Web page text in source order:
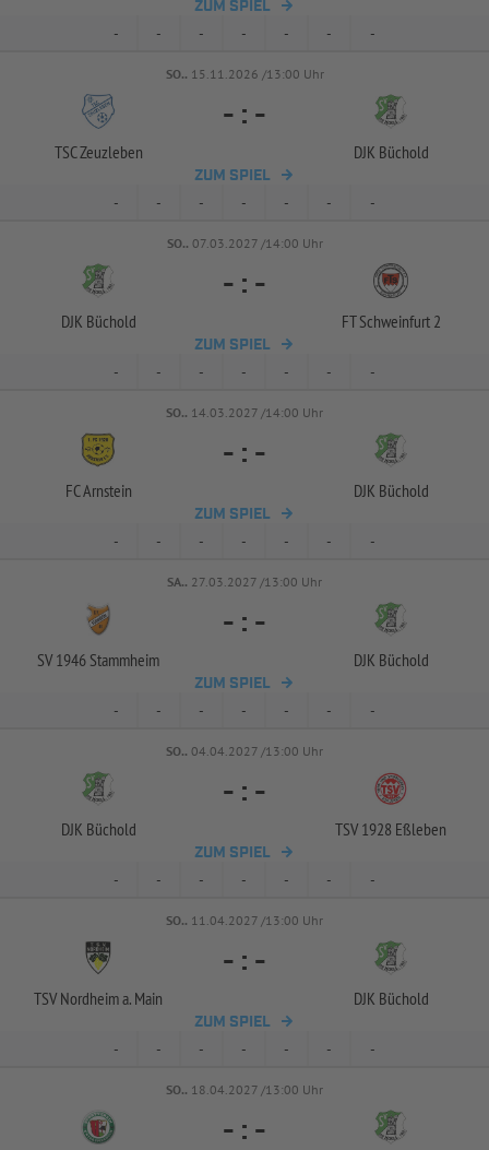
ZUM SPIEL
- - - - - - -
SO.. 15.11.2026 /13:00 Uhr
TSC Zeuzleben
- : -
DJK Büchold
ZUM SPIEL
- - - - - - -
SO.. 07.03.2027 /14:00 Uhr
DJK Büchold
- : -
FT Schweinfurt 2
ZUM SPIEL
- - - - - - -
SO.. 14.03.2027 /14:00 Uhr
FC Arnstein
- : -
DJK Büchold
ZUM SPIEL
- - - - - - -
SA.. 27.03.2027 /13:00 Uhr
SV 1946 Stammheim
- : -
DJK Büchold
ZUM SPIEL
- - - - - - -
SO.. 04.04.2027 /13:00 Uhr
DJK Büchold
- : -
TSV 1928 Eßleben
ZUM SPIEL
- - - - - - -
SO.. 11.04.2027 /13:00 Uhr
TSV Nordheim a. Main
- : -
DJK Büchold
ZUM SPIEL
- - - - - - -
SO.. 18.04.2027 /13:00 Uhr
- : -